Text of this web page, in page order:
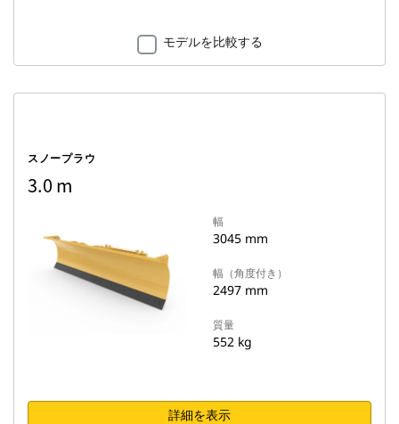
モデルを比較する
スノープラウ
3.0 m
幅
3045 mm
幅（角度付き）
2497 mm
質量
552 kg
詳細を表示